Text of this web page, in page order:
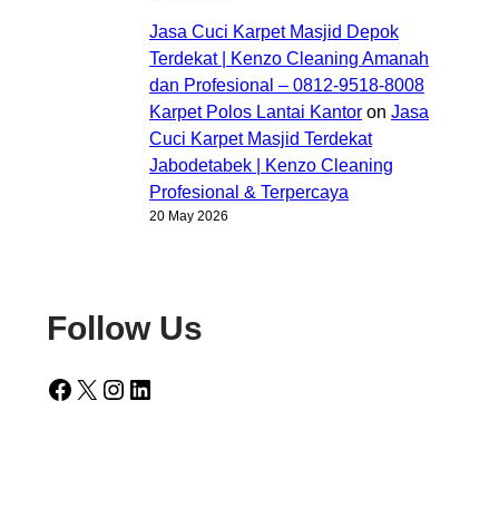
Jasa Cuci Karpet Masjid Depok
Terdekat | Kenzo Cleaning Amanah
dan Profesional – 0812-9518-8008
Karpet Polos Lantai Kantor on Jasa
Cuci Karpet Masjid Terdekat
Jabodetabek | Kenzo Cleaning
Profesional & Terpercaya
20 May 2026
Follow Us
Facebook X Instagram LinkedIn